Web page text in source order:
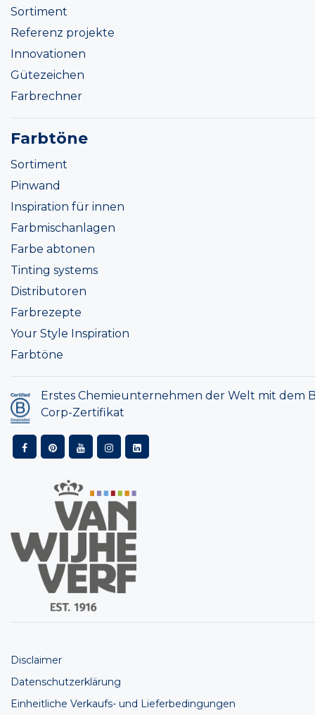
Sortiment
Referenz projekte
Innovationen
Gütezeichen
Farbrechner
Farbtöne
Sortiment
Pinwand
Inspiration für innen
Farbmischanlagen
Farbe abtonen
Tinting systems
Distributoren
Farbrezepte
Your Style Inspiration
Farbtöne
Erstes Chemieunternehmen der Welt mit dem
Corp-Zertifikat
Disclaimer
Datenschutzerklärung
Einheitliche Verkaufs- und Lieferbedingungen